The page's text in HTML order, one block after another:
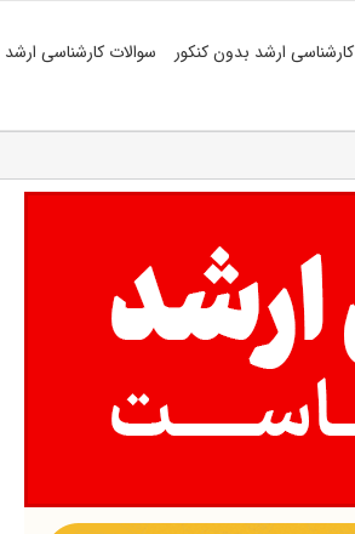
کارشناسی ارشد بدون کنکور سوالات کارشناسی ارشد